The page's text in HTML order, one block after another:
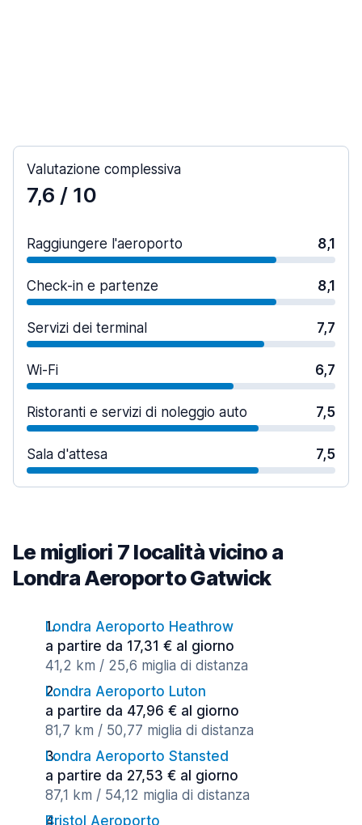
Valutazione complessiva
7,6 / 10
Raggiungere l'aeroporto 8,1
Check-in e partenze 8,1
Servizi dei terminal 7,7
Wi-Fi 6,7
Ristoranti e servizi di noleggio auto 7,5
Sala d'attesa 7,5
Le migliori 7 località vicino a
Londra Aeroporto Gatwick
Londra Aeroporto Heathrow
a partire da 17,31 € al giorno
41,2 km / 25,6 miglia di distanza
Londra Aeroporto Luton
a partire da 47,96 € al giorno
81,7 km / 50,77 miglia di distanza
Londra Aeroporto Stansted
a partire da 27,53 € al giorno
87,1 km / 54,12 miglia di distanza
Bristol Aeroporto